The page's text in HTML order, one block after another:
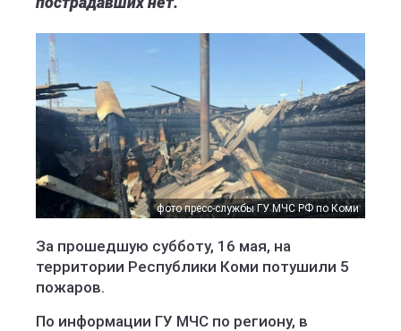
фото пресс-службы ГУ МЧС РФ по Коми
За прошедшую субботу, 16 мая, на
территории Республики Коми потушили 5
пожаров.
По информации ГУ МЧС по региону, в